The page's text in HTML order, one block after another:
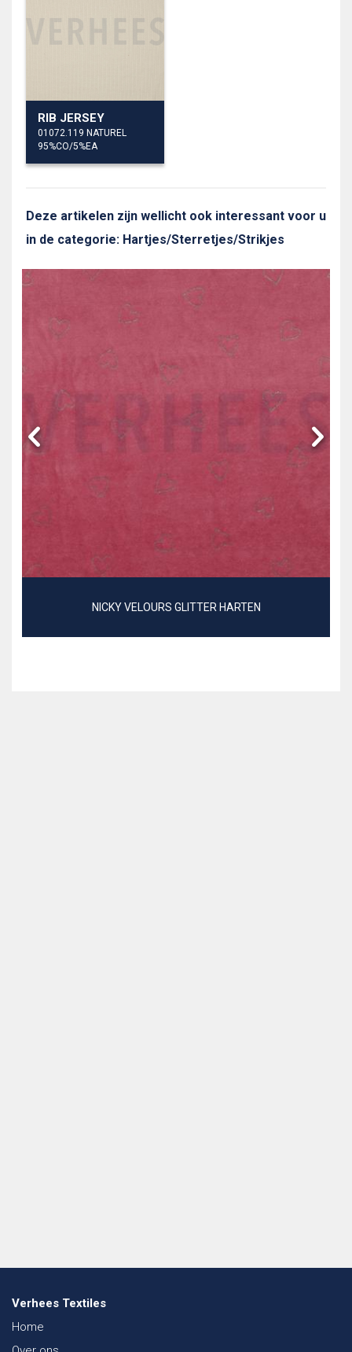
RIB JERSEY
01072.119 NATUREL
95%CO/5%EA
Deze artikelen zijn wellicht ook interessant voor u
in de categorie: Hartjes/Sterretjes/Strikjes
NICKY VELOURS GLITTER HARTEN
Verhees Textiles
Home